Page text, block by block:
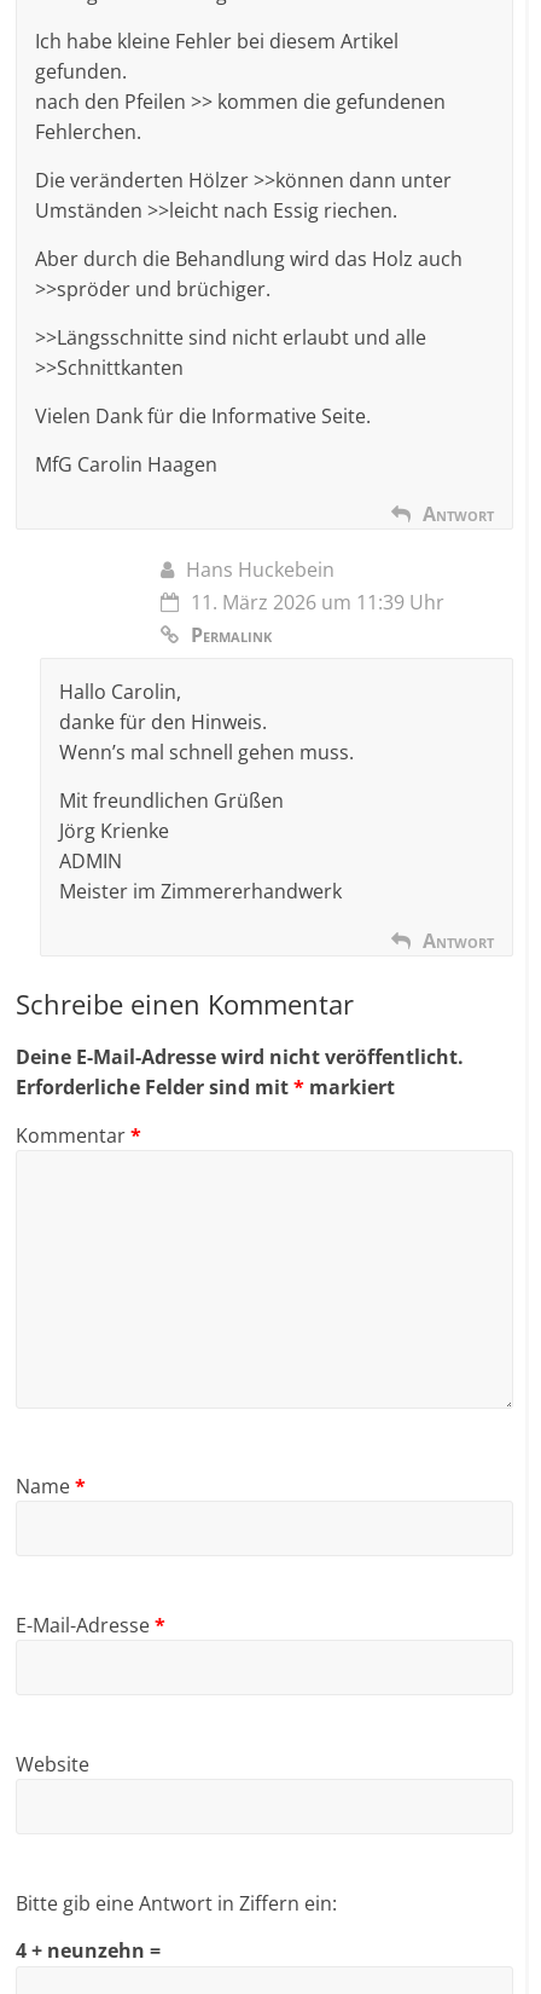
Ich habe kleine Fehler bei diesem Artikel
gefunden.
nach den Pfeilen >> kommen die gefundenen
Fehlerchen.
Die veränderten Hölzer >>können dann unter
Umständen >>leicht nach Essig riechen.
Aber durch die Behandlung wird das Holz auch
>>spröder und brüchiger.
>>Längsschnitte sind nicht erlaubt und alle
>>Schnittkanten
Vielen Dank für die Informative Seite.
MfG Carolin Haagen
Antwort
Hans Huckebein
11. März 2026 um 11:39 Uhr
Permalink
Hallo Carolin,
danke für den Hinweis.
Wenn’s mal schnell gehen muss.
Mit freundlichen Grüßen
Jörg Krienke
ADMIN
Meister im Zimmererhandwerk
Antwort
Schreibe einen Kommentar
Deine E-Mail-Adresse wird nicht veröffentlicht.
Erforderliche Felder sind mit* markiert
Kommentar*
Name*
E-Mail-Adresse*
Website
Bitte gib eine Antwort in Ziffern ein:
4 + neunzehn =